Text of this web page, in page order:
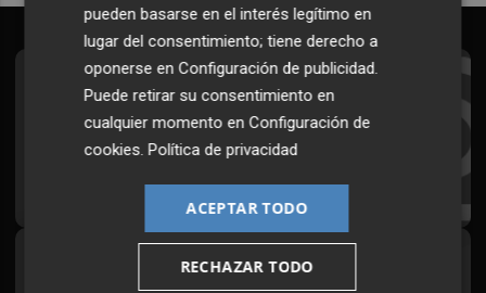
Suscríbete al Boletín
Todos los días a primera hora en tu email
¡Quiero suscribirme!
Síguenos en redes
pueden basarse en el interés legítimo en
lugar del consentimiento; tiene derecho a
oponerse enConfiguración de publicidad
Puede retirar su consentimiento en
cualquier momento enConfiguración de
cookies .Política de privacidad
ACEPTAR TODO
RECHAZAR TODO